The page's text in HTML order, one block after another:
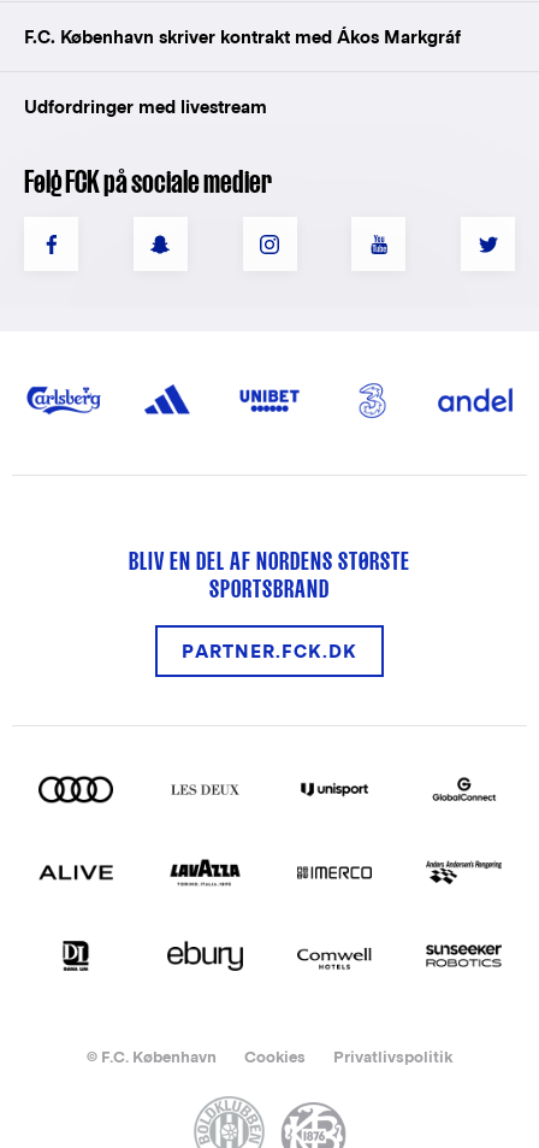
F.C. København skriver kontrakt med Ákos Markgráf
Udfordringer med livestream
Følg FCK på sociale medier
BLIV EN DEL AF NORDENS STØRSTE
SPORTSBRAND
PARTNER.FCK.DK
© F.C. København Cookies Privatlivspolitik